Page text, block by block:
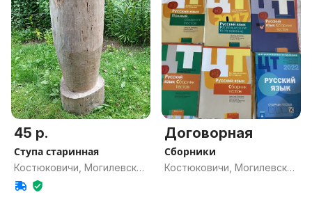
45 р.
Ступа старинная
Костюковичи, Могилевская
обл.
Договорная
Сборники
Костюковичи, Могилевская